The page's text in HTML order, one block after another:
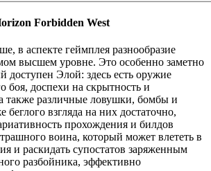
Forbidden West
в аспекте геймплея разнообразие
высшем уровне. Это особенно заметно
доступен Элой: здесь есть оружие
боя, доспехи на скрытность и
также различные ловушки, бомбы и
взгляда на них достаточно,
прохождения и билдов
воина, который может влететь в
и раскидать супостатов заряженным
разбойника, эффективно